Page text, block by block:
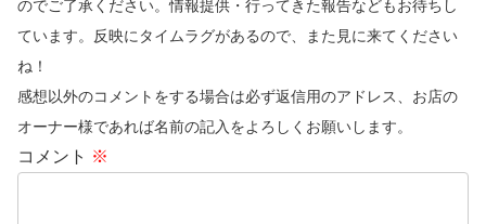
のでご了承ください。情報提供・行ってきた報告などもお待ちし
ています。反映にタイムラグがあるので、また見に来てください
ね！
感想以外のコメントをする場合は必ず返信用のアドレス、お店の
オーナー様であれば名前の記入をよろしくお願いします。
コメント ※